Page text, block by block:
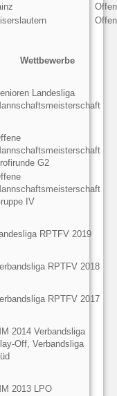
Wettbewerbe
Landesliga
G2
IV
RPTFV 2019
RPTFV 2018
RPTFV 2017
2014 Verbandsliga
Off, Verbandsliga
2013 LPO